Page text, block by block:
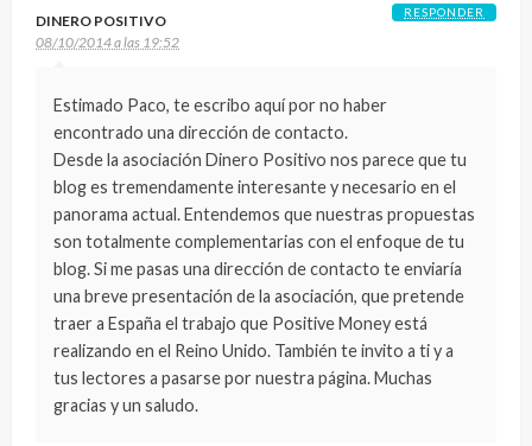
DINERO POSITIVO
08/10/2014 a las 19:52
Estimado Paco, te escribo aquí por no haber
encontrado una dirección de contacto.
Desde la asociación Dinero Positivo nos parece que tu
blog es tremendamente interesante y necesario en el
panorama actual. Entendemos que nuestras propuestas
son totalmente complementarias con el enfoque de tu
blog. Si me pasas una dirección de contacto te enviaría
una breve presentación de la asociación, que pretende
traer a España el trabajo que Positive Money está
realizando en el Reino Unido. También te invito a ti y a
tus lectores a pasarse por nuestra página. Muchas
gracias y un saludo.
RESPONDER